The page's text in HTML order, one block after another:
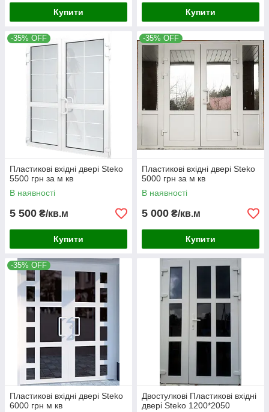
Купити Купити
-35% OFF
Пластикові вхідні двері Steko
5500 грн за м кв
В наявності
5 500 ₴/кв.м
Купити
-35% OFF
Пластикові вхідні двері Steko
5000 грн за м кв
В наявності
5 000 ₴/кв.м
Купити
-35% OFF
Пластикові вхідні двері Steko
6000 грн м кв
Двостулкові Пластикові вхідні
двері Steko 1200*2050